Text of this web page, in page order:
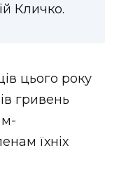
Кличко.
цього року
гривень
їхніх